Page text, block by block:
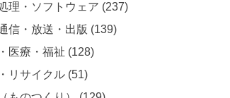
理・ソフトウェア (237)
信・放送・出版 (139)
医療・福祉 (128)
リサイクル (51)